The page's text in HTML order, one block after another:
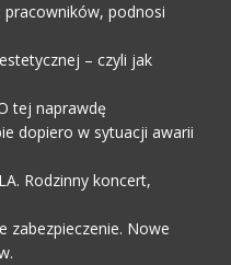
pracowników, podnosi
– czyli jak
tej naprawdę
dopiero w sytuacji awarii
Rodzinny koncert,
zabezpieczenie. Nowe